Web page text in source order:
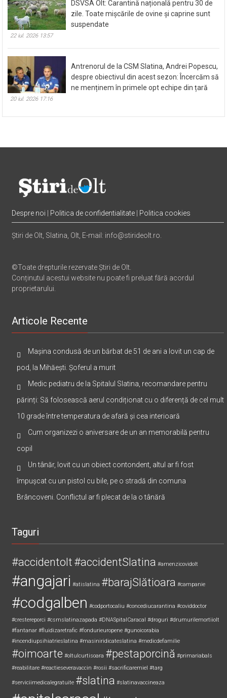
DSVSA Olt: Carantină națională pentru 30 de
zile. Toate mișcările de ovine și caprine sunt
suspendate
22 iul. 2026 13:57
Antrenorul de la CSM Slatina, Andrei Popescu,
despre obiectivul din acest sezon: Încercăm să
ne menținem în primele opt echipe din țară
20 iul. 2026 17:16
Despre noi Politica de confidentialitate Politica cookies
Știri de Olt, Slatina, Olt, E-mail: info@stirideolt.ro.
©Toate drepturile rezervate Știri de Olt.
Conținutul acestui website nu poate fi preluat fără acordul
proprietarului.
Articole Recente
Mașina condusă de un bărbat de 51 de ani a lovit un cap de
pod, la Mihăești. Șoferul a murit
Medic pediatru de la Spitalul Slatina, recomandare pentru
părinți: Să folosească aerul condiționat cu o diferență de cel mult
10 grade între temperatura de afară și cea interioară
Cum organizezi o aniversare de un an memorabilă pentru
copil
Un tânăr, lovit cu un obiect contondent, altul ar fi fost
împușcat cu un pistol cu bile, pe o stradă din comuna
Brâncoveni. Conflictul ar fi plecat de la o tânără
Taguri
#accidentolt #accidentSlatina #amenzicovidolt
#angajari #atislatina #barajSlătioara #campanie
#codgalben #codportocaliu #concediucarantina #coviddoctor
#crestereporci #csmslatinazapada #DNASpitalCaracal #droguri #drumurilemortiiolt
#fantanar #fluidizaretrafic #fondurieuropene #gunoicorabia
#incendiupsihiatrieslatina #masiniridicateslatina #medicdefamilie
#oimoarte #oltulcurtisoara #pestaporcină #primariabals
#reabilitare #reactieseveravaccin #rosii #sacrificaremiel #targ
#serviciimedicalegratuite #slatina #slatinavaccineaza